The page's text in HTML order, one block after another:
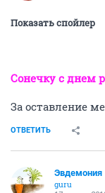
Показать спойлер
Сонечку с днем
За оставление
ОТВЕТИТЬ
Эвдемония
guru